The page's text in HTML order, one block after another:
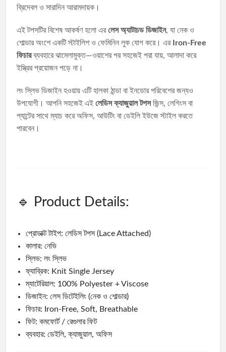
ব্রিদেবল ও সারাদিন আরামদায়ক।
এই টপসটির বিশেষ আকর্ষণ হলো এরলেস অ্যাটাচড ডিজাইন, যা নেক ও
শোল্ডার অংশে একটি স্টাইলিশ ও ফেমিনিন লুক যোগ করে। এর Iron-Free
ফিচারব্যবহারে ঝামেলামুক্ত—ওয়াশের পর সহজেই পরা যায়, আলাদা করে
ইস্ত্রির প্রয়োজন পড়ে না।
লং স্লিভ ডিজাইন হওয়ায় এটি হালকা ঠান্ডা বা ইনডোর পরিবেশের জন্যও
উপযোগী। আপনি সহজেই এই লেডিস ক্যাজুয়াল টপসজিন্স, লেগিংস বা
প্যান্টের সাথে ম্যাচ করে অফিস, আউটিং বা ডেইলি ইউজে স্টাইল করতে
পারবেন।
🔹 Product Details:
প্রোডাক্ট টাইপ: লেডিস টপস (Lace Attached)
কালার: নেভি
স্লিভ: লং স্লিভ
ফ্যাব্রিক: Knit Single Jersey
ম্যাটেরিয়াল: 100% Polyester + Viscose
ডিজাইন: লেস ডিটেইলিং (নেক ও শোল্ডার)
ফিচার: Iron-Free, Soft, Breathable
ফিট: কমফোর্ট / রেগুলার ফিট
ব্যবহার: ডেইলি, ক্যাজুয়াল, অফিস